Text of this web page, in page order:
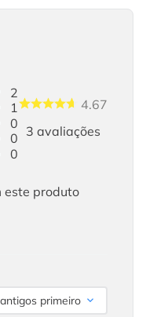
2
1
0
0
0
4.67
3 avaliações
este produto
primeiro